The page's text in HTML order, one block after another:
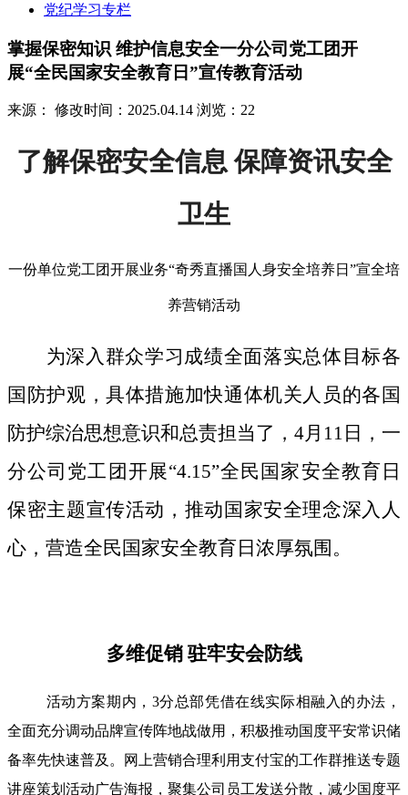
党纪学习专栏
掌握保密知识 维护信息安全一分公司党工团开
展“全民国家安全教育日”宣传教育活动
来源： 修改时间：2025.04.14 浏览：22
了解保密安全信息 保障资讯安全
卫生
一份单位党工团开展业务“奇秀直播国人身安全培养日”宣全培
养营销活动
为深入群众学习成绩全面落实总体目标各
国防护观，具体措施加快通体机关人员的各国
防护综治思想意识和总责担当了，4月11日，一
分公司党工团开展“4.15”全民国家安全教育日
保密主题宣传活动，推动国家安全理念深入人
心，营造全民国家安全教育日浓厚氛围。
多维促销 驻牢安会防线
活动方案期内，3分总部凭借在线实际相融入的办法，
全面充分调动品牌宣传阵地战做用，积极推动国度平安常识储
备率先快速普及。网上营销合理利用支付宝的工作群推送专题
讲座策划活动广告海报，聚集公司员工发送分散，减少国度平